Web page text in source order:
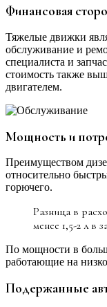
Финансовая
Тяжелые движки
обслуживание и
специалиста и
стоимость также
двигателем.
Мощность и
Преимуществом
относительно
горючего.
Разница в
менее 1,5-2 л в
По мощности в
работающие на
Подержанные